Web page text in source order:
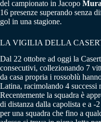
del campionato in Jacopo
16 presenze superando senza
gol in una stagione.
LA VIGILIA DELLA
Dal 22 ottobre ad oggi la
consecutivi, collezionando 7
da casa propria i rossoblù
Latina, racimolando 4 successi
Recentemente la squadra è
di distanza dalla capolista e a -
per una squadra che fino a